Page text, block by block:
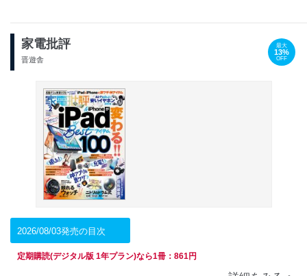
家電批評
晋遊舎
最大
13%
OFF
2026/08/03発売の目次
定期購読(デジタル版 1年プラン)なら1冊：861円